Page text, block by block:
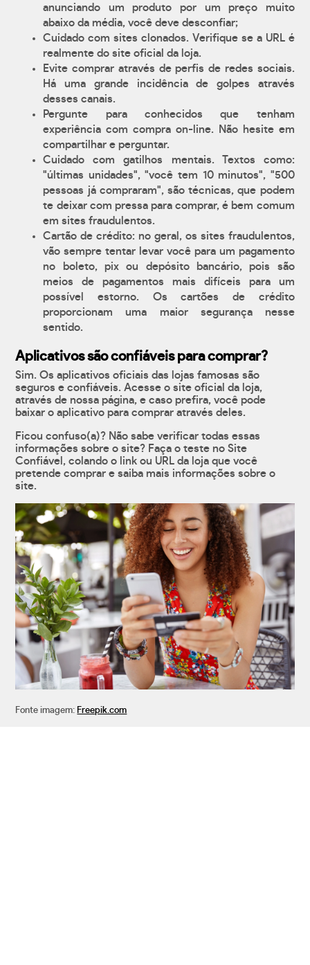
anunciando um produto por um preço muito
abaixo da média, você deve desconfiar;
Cuidado com sites clonados. Verifique se a URL é
realmente do site oficial da loja.
Evite comprar através de perfis de redes sociais.
Há uma grande incidência de golpes através
desses canais.
Pergunte para conhecidos que tenham
experiência com compra on-line. Não hesite em
compartilhar e perguntar.
Cuidado com gatilhos mentais. Textos como:
"últimas unidades", "você tem 10 minutos", "500
pessoas já compraram", são técnicas, que podem
te deixar com pressa para comprar, é bem comum
em sites fraudulentos.
Cartão de crédito: no geral, os sites fraudulentos,
vão sempre tentar levar você para um pagamento
no boleto, pix ou depósito bancário, pois são
meios de pagamentos mais difíceis para um
possível estorno. Os cartões de crédito
proporcionam uma maior segurança nesse
sentido.
Aplicativos são confiáveis para comprar?
Sim. Os aplicativos oficiais das lojas famosas são
seguros e confiáveis. Acesse o site oficial da loja,
através de nossa página, e caso prefira, você pode
baixar o aplicativo para comprar através deles.
Ficou confuso(a)? Não sabe verificar todas essas
informações sobre o site? Faça o teste no Site
Confiável, colando o link ou URL da loja que você
pretende comprar e saiba mais informações sobre o
site.
Fonte imagem: Freepik.com